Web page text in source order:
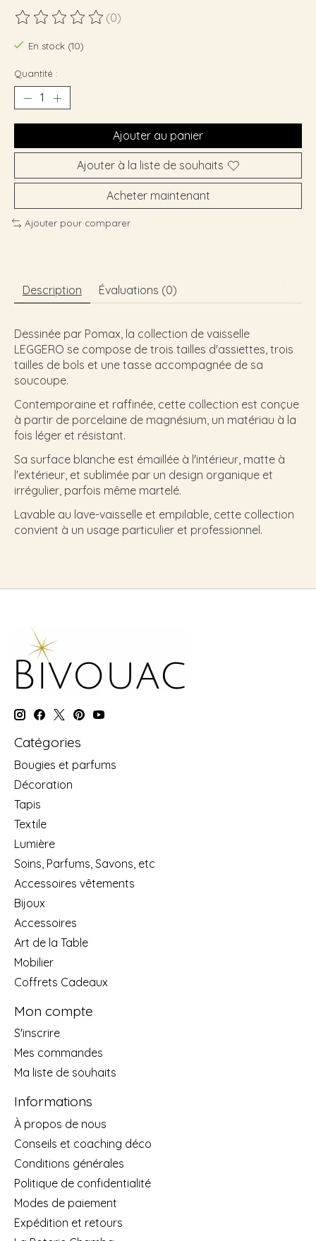
Ce produit est évalué à
(0)
En stock (10)
Quantité :
Ajouter au panier
Ajouter à la liste de souhaits
Acheter maintenant
Ajouter pour comparer
Description Évaluations (0)
Dessinée par Pomax, la collection de vaisselle
LEGGERO se compose de trois tailles d'assiettes, trois
tailles de bols et une tasse accompagnée de sa
soucoupe.
Contemporaine et raffinée, cette collection est conçue
à partir de porcelaine de magnésium, un matériau à la
fois léger et résistant.
Sa surface blanche est émaillée à l'intérieur, matte à
l'extérieur, et sublimée par un design organique et
irrégulier, parfois même martelé.
Lavable au lave-vaisselle et empilable, cette collection
convient à un usage particulier et professionnel.
Catégories
Bougies et parfums
Décoration
Tapis
Textile
Lumière
Soins, Parfums, Savons, etc
Accessoires vêtements
Bijoux
Accessoires
Art de la Table
Mobilier
Coffrets Cadeaux
Mon compte
S'inscrire
Mes commandes
Ma liste de souhaits
Informations
À propos de nous
Conseils et coaching déco
Conditions générales
Politique de confidentialité
Modes de paiement
Expédition et retours